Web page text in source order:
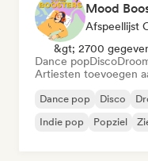
Mood
Afspeellijst
&gt; 2700
Dance popDisco
Artiesten toevoegen
Dance pop Disco
Indie pop
Popziel